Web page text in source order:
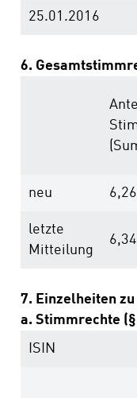
25.01.2016
6.
neu
letzte
Mitteilung
7. Einzelheiten
a. Stimmrechte
ISIN